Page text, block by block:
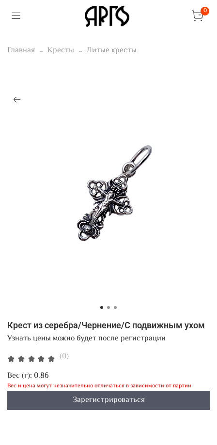
0
Главная Кресты Литые кресты
(0)
Крест из серебра/Чернение/С подвижным ухом
Узнать цены можно будет после регистрации
Вес (г): 0.86
Вес и цена могут незначительно отличаться в зависимости от партии
Зарегистрироваться